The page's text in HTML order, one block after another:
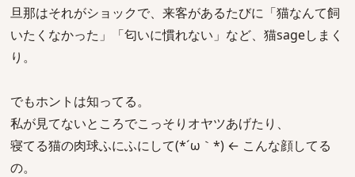
旦那はそれがショックで、来客があるたびに「猫なんて飼
いたくなかった」「匂いに慣れない」など、猫sageしまく
り。
でもホントは知ってる。
私が見てないところでこっそりオヤツあげたり、
寝てる猫の肉球ふにふにして(*´ω｀*) ← こんな顔してる
の。